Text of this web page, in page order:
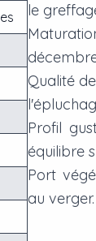
le
Qualité
Profil
équilibre
Port
au verger.